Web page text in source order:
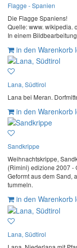
Flagge - Spanien
Die Flagge Spaniens!
Quelle: www. wikipedia.
In einem
in den Warenkorb
Lana, Südtirol
Lana bei Meran.
in den Warenkorb
Sandkrippe
Weihnachtskrippe,
(Rimini) edizione 2007 -
Geformt aus dem Sand,
tummeln.
in den Warenkorb
Lana, Südtirol